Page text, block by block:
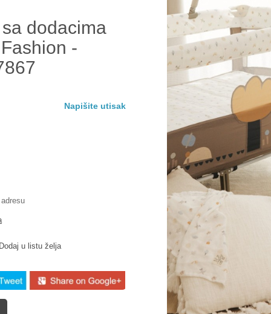
dodacima
-
Napišite utisak
Dodaj u listu želja